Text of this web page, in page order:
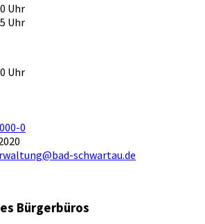
Uhr
Uhr
Uhr
0
schwartau.de
Bürgerbüros